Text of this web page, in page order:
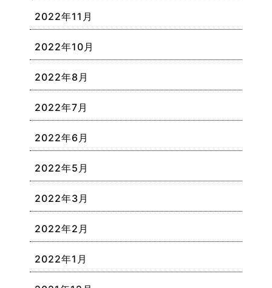
2022年11月
2022年10月
2022年8月
2022年7月
2022年6月
2022年5月
2022年3月
2022年2月
2022年1月